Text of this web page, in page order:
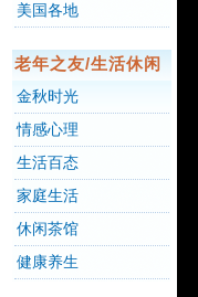
美国各地
老年之友/生活休闲
金秋时光
情感心理
生活百态
家庭生活
休闲茶馆
健康养生